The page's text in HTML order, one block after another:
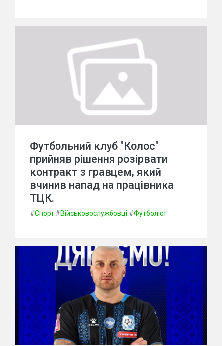
Футбольний клуб "Колос"
прийняв рішення розірвати
контракт з гравцем, який
вчинив напад на працівника
ТЦК.
#Спорт #Військовослужбовці #Футболіст